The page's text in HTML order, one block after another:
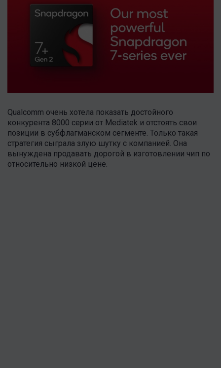
Qualcomm очень хотела показать достойного
конкурента 8000 серии от Mediatek и отстоять свои
позиции в субфлагманском сегменте. Только такая
стратегия сыграла злую шутку с компанией. Она
вынуждена продавать дорогой в изготовлении чип по
относительно низкой цене.